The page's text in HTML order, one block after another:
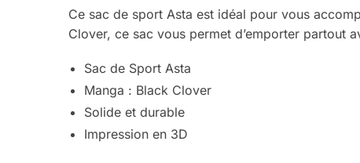
Ce sac de sport Asta est idéal pour vous
Clover, ce sac vous permet d’emporter partout
Sac de Sport Asta
Manga : Black Clover
Solide et durable
Impression en 3D